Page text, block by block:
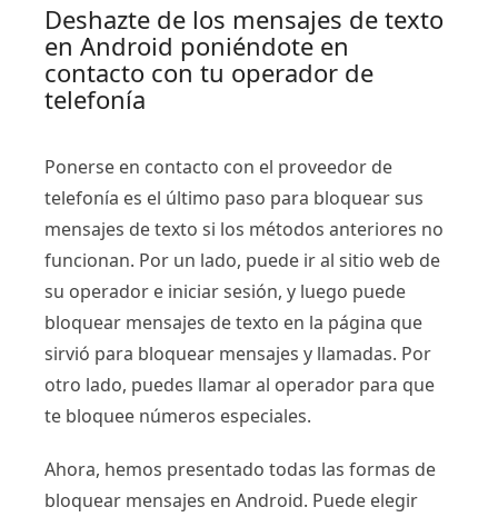
Deshazte de los mensajes de texto
en Android poniéndote en
contacto con tu operador de
telefonía
Ponerse en contacto con el proveedor de
telefonía es el último paso para bloquear sus
mensajes de texto si los métodos anteriores no
funcionan. Por un lado, puede ir al sitio web de
su operador e iniciar sesión, y luego puede
bloquear mensajes de texto en la página que
sirvió para bloquear mensajes y llamadas. Por
otro lado, puedes llamar al operador para que
te bloquee números especiales.
Ahora, hemos presentado todas las formas de
bloquear mensajes en Android. Puede elegir